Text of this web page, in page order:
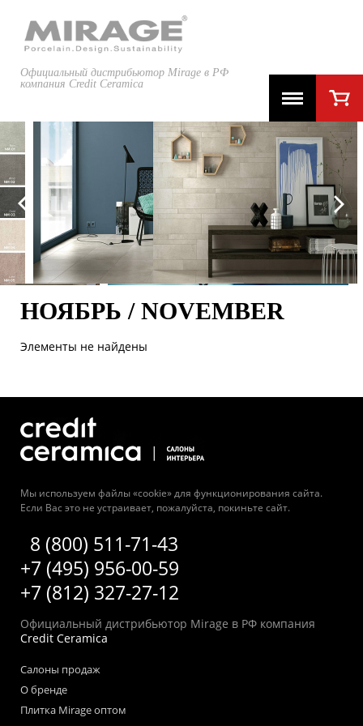
Официальный дистрибьютор Mirage в РФ
компания Credit Ceramica
НОЯБРЬ / NOVEMBER
Элементы не найдены
Мы используем файлы «cookie» для функционирования сайта.
Если Вас это не устраивает, пожалуйста, покиньте сайт.
8 (800) 511-71-43
+7 (495) 956-00-59
+7 (812) 327-27-12
Официальный дистрибьютор Mirage в РФ компания
Credit Ceramica
Салоны продаж
О бренде
Плитка Mirage оптом